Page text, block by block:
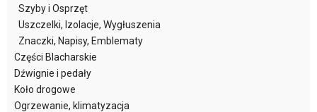
Szyby i Osprzęt
Uszczelki, Izolacje, Wygłuszenia
Znaczki, Napisy, Emblematy
Części Blacharskie
Dźwignie i pedały
Koło drogowe
Ogrzewanie, klimatyzacja